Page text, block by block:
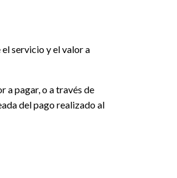
servicio y el valor a
a pagar, o a través de
del pago realizado al